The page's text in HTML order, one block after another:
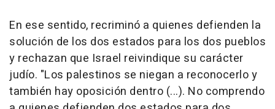
En ese sentido, recriminó a quienes defienden la
solución de los dos estados para los dos pueblos
y rechazan que Israel reivindique su carácter
judío. "Los palestinos se niegan a reconocerlo y
también hay oposición dentro (...). No comprendo